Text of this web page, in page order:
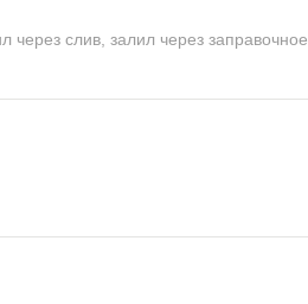
слив, залил через заправочное.